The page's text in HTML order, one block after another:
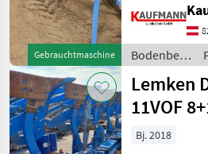
Gebrauchtmaschine
Vorschäler,
Scheibensech,
Stützrad
/ Lemken
Lemken
11VOF
Bj. 2018